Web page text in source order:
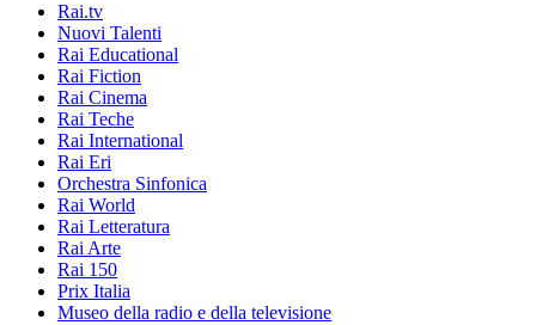
Rai.tv
Nuovi Talenti
Rai Educational
Rai Fiction
Rai Cinema
Rai Teche
Rai International
Rai Eri
Orchestra Sinfonica
Rai World
Rai Letteratura
Rai Arte
Rai 150
Prix Italia
Museo della radio e della televisione